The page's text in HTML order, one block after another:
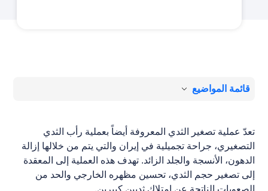
قائمة المواضيع
تعدّ عملية تصغير الثدي المعروفة أيضاً بعملية رأب الثدي
التصغيري، جراحة تجميلية في إيران والتي يتم من خلالها إزالة
الدهون، الأنسجة والجلد الزائد. تهدف هذه العملية إلى المعقدة
إلى تصغير حجم الثدي، تحسين مظهره الخارجي والحد من
الصعوبات الناتجة عن امتلاك ثديين كبيرين.